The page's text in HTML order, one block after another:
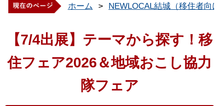
ホーム NEWLOCAL結城（移住者向
【7/4出展】テーマから探す！移
住フェア2026＆地域おこし協力
隊フェア